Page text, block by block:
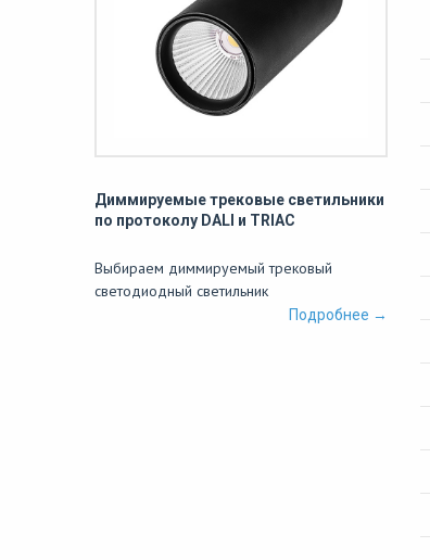
Диммируемые трековые светильники
по протоколу DALI и TRIAC
Выбираем диммируемый трековый
светодиодный светильник
Подробнее →